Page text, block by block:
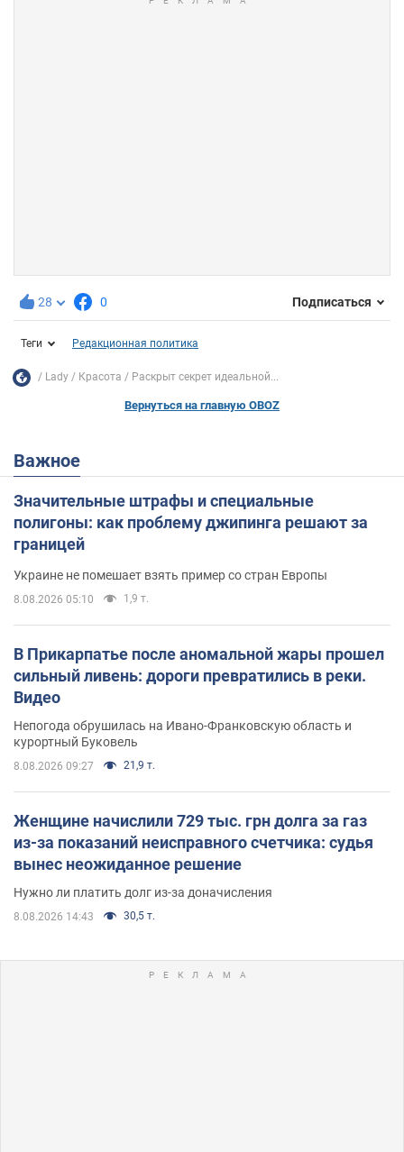
28 0 Подписаться
Теги Редакционная политика
Lady Красота Раскрыт секрет идеальной...
Вернуться на главную OBOZ
Важное
Значительные штрафы и специальные
полигоны: как проблему джипинга решают за
границей
Украине не помешает взять пример со стран Европы
8.08.2026 05:10 1,9 т.
В Прикарпатье после аномальной жары прошел
сильный ливень: дороги превратились в реки.
Видео
Непогода обрушилась на Ивано-Франковскую область и
курортный Буковель
8.08.2026 09:27 21,9 т.
Женщине начислили 729 тыс. грн долга за газ
из-за показаний неисправного счетчика: судья
вынес неожиданное решение
Нужно ли платить долг из-за доначисления
8.08.2026 14:43 30,5 т.